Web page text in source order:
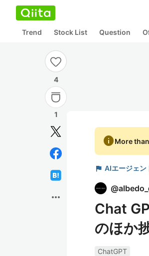
Trend Stock List Question
4
1
more_horiz
infoMore
flag AIエージェン
@
Chat
のほか
ChatGPT